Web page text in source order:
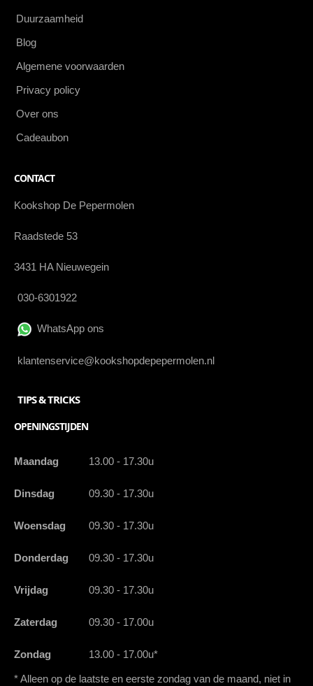
Duurzaamheid
Blog
Algemene voorwaarden
Privacy policy
Over ons
Cadeaubon
CONTACT
Kookshop De Pepermolen
Raadstede 53
3431 HA Nieuwegein
030-6301922
WhatsApp ons
klantenservice@kookshopdepepermolen.nl
TIPS & TRICKS
OPENINGSTIJDEN
Maandag 13.00 - 17.30u
Dinsdag 09.30 - 17.30u
Woensdag 09.30 - 17.30u
Donderdag 09.30 - 17.30u
Vrijdag 09.30 - 17.30u
Zaterdag 09.30 - 17.00u
Zondag 13.00 - 17.00u*
* Alleen op de laatste en eerste zondag van de maand, niet in